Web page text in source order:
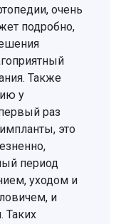
очень
подробно,
Также
у
раз
это
период
уходом и
и
Таких